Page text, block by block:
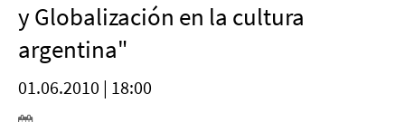
y Globalización en la cultura
argentina"
01.06.2010 | 18:00